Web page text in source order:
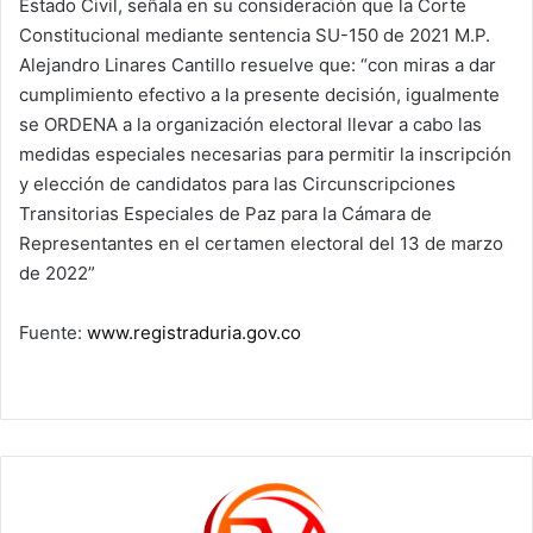
Estado Civil, señala en su consideración que la Corte
Constitucional mediante sentencia SU-150 de 2021 M.P.
Alejandro Linares Cantillo resuelve que: “con miras a dar
cumplimiento efectivo a la presente decisión, igualmente
se ORDENA a la organización electoral llevar a cabo las
medidas especiales necesarias para permitir la inscripción
y elección de candidatos para las Circunscripciones
Transitorias Especiales de Paz para la Cámara de
Representantes en el certamen electoral del 13 de marzo
de 2022”
Fuente: www.registraduria.gov.co